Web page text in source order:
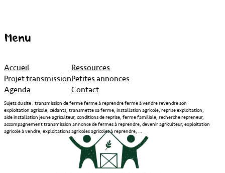
Menu
Accueil
Projet transmission
Agenda
Ressources
Petites annonces
Contact
Sujets du site : transmission de ferme ferme à reprendre ferme à vendre revendre son
exploitation agricole, cédants, transmette sa ferme, installation agricole, reprise exploitation,
aide installation jeune agriculteur, conditions de reprise, ferme familiale, recherche repreneur,
accompagnement transmission annonce de fermes à reprendre, devenir agriculteur, exploitation
agricole à vendre, exploitations agricoles agricoles à reprendre, …